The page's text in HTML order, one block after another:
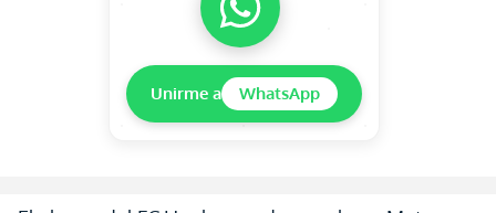
Unirme a WhatsApp